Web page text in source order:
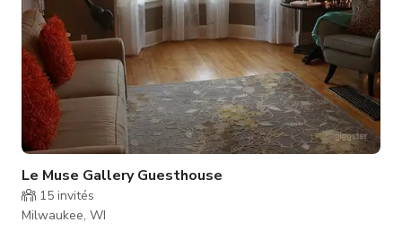
Le Muse Gallery Guesthouse
15 invités
Milwaukee, WI